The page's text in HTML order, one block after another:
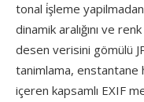
tonal i̇şleme
dinamik aralığını ve
desen verisini gömülü
tanimlama, enstantane
içeren kapsamlı EXIF